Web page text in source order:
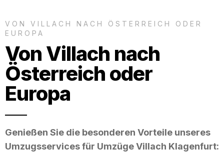
VON VILLACH NACH ÖSTERREICH ODER
EUROPA
Von Villach nach
Österreich oder
Europa
Genießen Sie die besonderen Vorteile unseres
Umzugsservices für Umzüge Villach Klagenfurt: